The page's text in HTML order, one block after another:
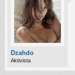
Dzahdo
Aktivista